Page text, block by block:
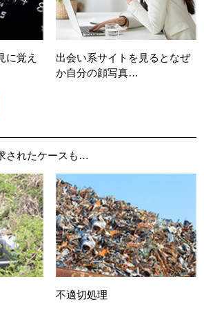
に覚え
出会い系サイトを見ると なぜ
か自分の顔写真…
されたケースも…
不適切処理